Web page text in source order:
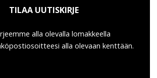
TILAA UUTISKIRJE
alla olevalla lomakkeella
alla olevaan kenttään.